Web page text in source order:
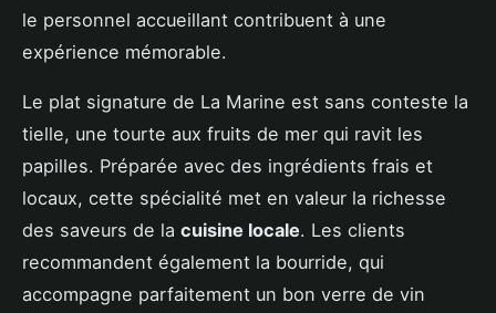
le personnel accueillant contribuent à une
expérience mémorable.
Le plat signature de La Marine est sans conteste la
tielle, une tourte aux fruits de mer qui ravit les
papilles. Préparée avec des ingrédients frais et
locaux, cette spécialité met en valeur la richesse
des saveurs de la cuisine locale. Les clients
recommandent également la bourride, qui
accompagne parfaitement un bon verre de vin